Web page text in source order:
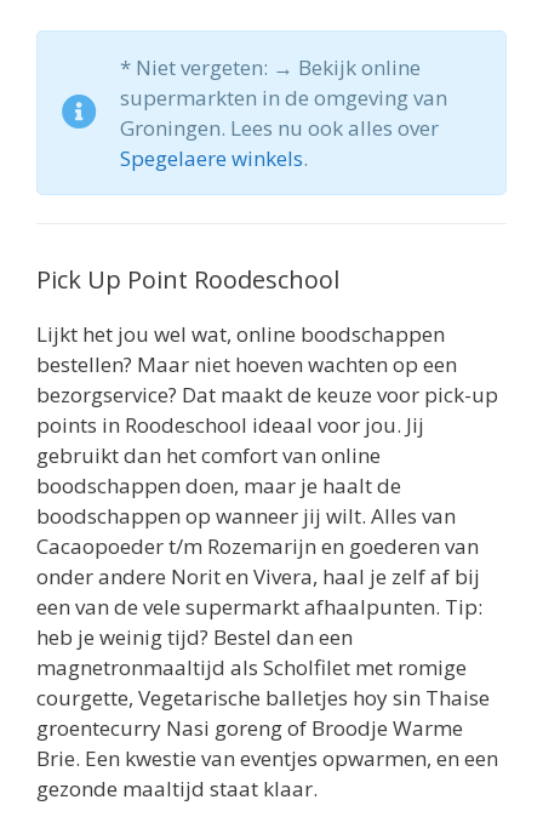
* Niet vergeten: → Bekijk online
supermarkten in de omgeving van
Groningen. Lees nu ook alles over
Spegelaere winkels.
Pick Up Point Roodeschool
Lijkt het jou wel wat, online boodschappen
bestellen? Maar niet hoeven wachten op een
bezorgservice? Dat maakt de keuze voor pick-up
points in Roodeschool ideaal voor jou. Jij
gebruikt dan het comfort van online
boodschappen doen, maar je haalt de
boodschappen op wanneer jij wilt. Alles van
Cacaopoeder t/m Rozemarijn en goederen van
onder andere Norit en Vivera, haal je zelf af bij
een van de vele supermarkt afhaalpunten. Tip:
heb je weinig tijd? Bestel dan een
magnetronmaaltijd als Scholfilet met romige
courgette, Vegetarische balletjes hoy sin Thaise
groentecurry Nasi goreng of Broodje Warme
Brie. Een kwestie van eventjes opwarmen, en een
gezonde maaltijd staat klaar.